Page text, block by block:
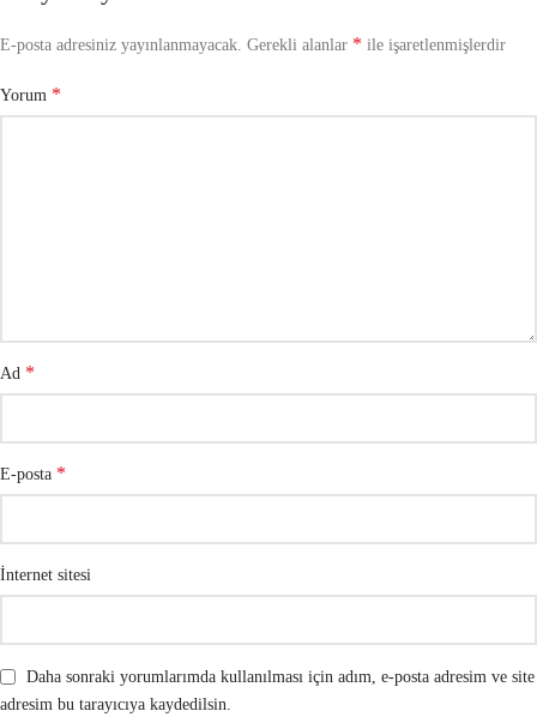
E-posta adresiniz yayınlanmayacak. Gerekli alanlar * ile işaretlenmişlerdir
Yorum *
Ad *
E-posta *
İnternet sitesi
Daha sonraki yorumlarımda kullanılması için adım, e-posta adresim ve site
adresim bu tarayıcıya kaydedilsin.